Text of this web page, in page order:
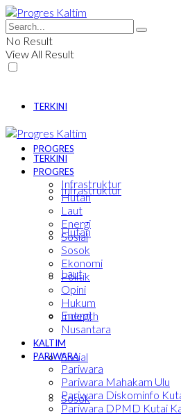
No Result
View All Result
TERKINI
PROGRES
Infrastruktur
Hutan
Laut
Energi
Sosial
Sosok
TERKINI
PROGRES
Infrastruktur
Hutan
Laut
Energi
Sosial
Sosok
Ekonomi
Politik
Opini
Hukum
Indepth
Nusantara
KALTIM
PARIWARA
Pariwara
Pariwara Mahakam Ulu
Pariwara Diskominfo
Pariwara DPMD Kutai